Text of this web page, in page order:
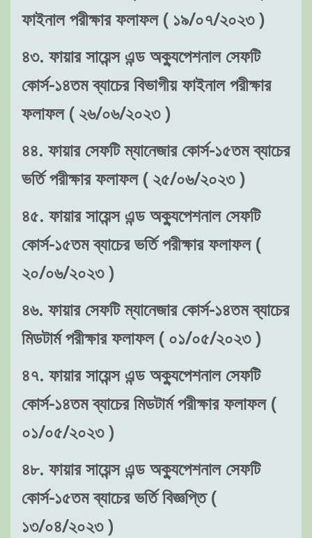
ফাইনাল পরীক্ষার ফলাফল ( ১৯/০৭/২০২৩ )
৪৩. ফায়ার সায়েন্স এন্ড অক্যুপেশনাল সেফটি
কোর্স-১৪তম ব্যাচের বিভাগীয় ফাইনাল পরীক্ষার
ফলাফল ( ২৬/০৬/২০২৩ )
৪৪. ফায়ার সেফটি ম্যানেজার কোর্স-১৫তম ব্যাচের
ভর্তি পরীক্ষার ফলাফল ( ২৫/০৬/২০২৩ )
৪৫. ফায়ার সায়েন্স এন্ড অক্যুপেশনাল সেফটি
কোর্স-১৫তম ব্যাচের ভর্তি পরীক্ষার ফলাফল (
২০/০৬/২০২৩ )
৪৬. ফায়ার সেফটি ম্যানেজার কোর্স-১৪তম ব্যাচের
মিডটার্ম পরীক্ষার ফলাফল ( ০১/০৫/২০২৩ )
৪৭. ফায়ার সায়েন্স এন্ড অক্যুপেশনাল সেফটি
কোর্স-১৪তম ব্যাচের মিডটার্ম পরীক্ষার ফলাফল (
০১/০৫/২০২৩ )
৪৮. ফায়ার সায়েন্স এন্ড অক্যুপেশনাল সেফটি
কোর্স-১৫তম ব্যাচের ভর্তি বিজ্ঞপ্তি (
১৩/০৪/২০২৩ )